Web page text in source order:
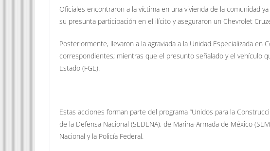
Oficiales encontraron a la víctima en una vivienda de la comunidad
su presunta participación en el ilícito y aseguraron un Chevrolet
Posteriormente, llevaron a la agraviada a la Unidad Especializada en
correspondientes; mientras que el presunto señalado y el vehículo
Estado (FGE).
Estas acciones forman parte del programa “Unidos para la
de la Defensa Nacional (SEDENA), de Marina-Armada de México
Nacional y la Policía Federal.